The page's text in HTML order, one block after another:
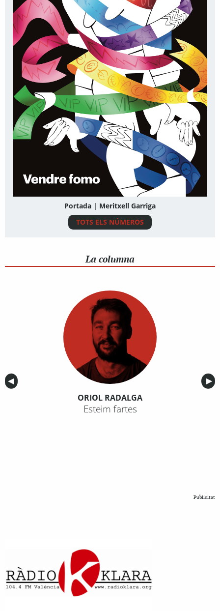
Portada | Meritxell Garriga
TOTS ELS NÚMEROS
La columna
Anterior
◀︎ ▶︎
ORIOL RADALGA
Esteim fartes
Publicitat